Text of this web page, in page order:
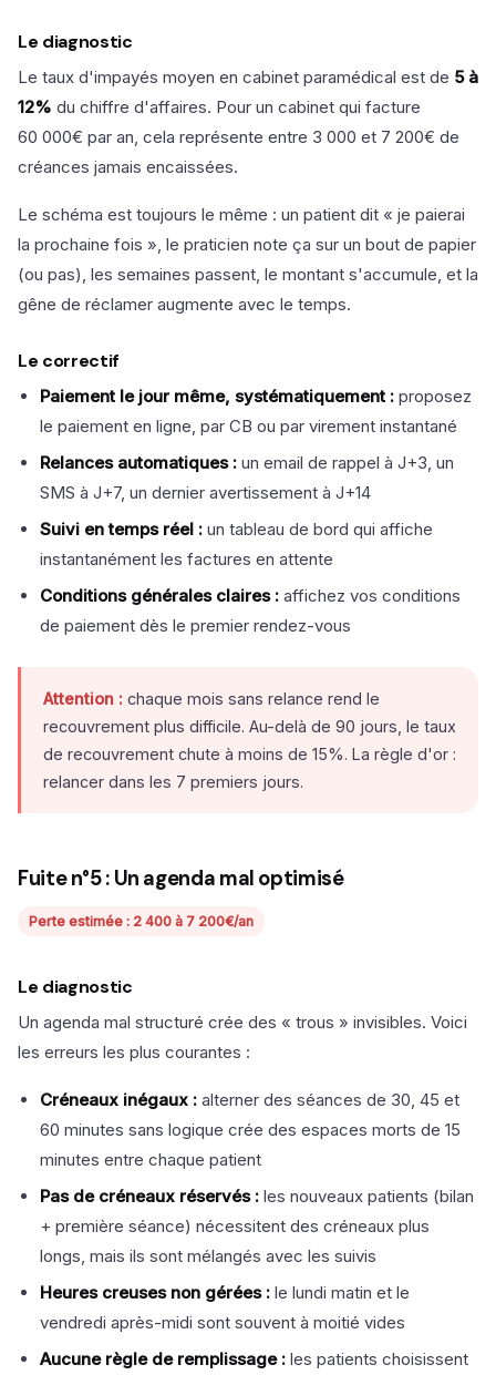
Le diagnostic
Le taux d'impayés moyen en cabinet paramédical est de 5 à
12% du chiffre d'affaires. Pour un cabinet qui facture
60 000€ par an, cela représente entre 3 000 et 7 200€ de
créances jamais encaissées.
Le schéma est toujours le même : un patient dit « je paierai
la prochaine fois », le praticien note ça sur un bout de papier
(ou pas), les semaines passent, le montant s'accumule, et la
gêne de réclamer augmente avec le temps.
Le correctif
Paiement le jour même, systématiquement : proposez
le paiement en ligne, par CB ou par virement instantané
Relances automatiques : un email de rappel à J+3, un
SMS à J+7, un dernier avertissement à J+14
Suivi en temps réel : un tableau de bord qui affiche
instantanément les factures en attente
Conditions générales claires : affichez vos conditions
de paiement dès le premier rendez-vous
Attention : chaque mois sans relance rend le
recouvrement plus difficile. Au-delà de 90 jours, le taux
de recouvrement chute à moins de 15%. La règle d'or :
relancer dans les 7 premiers jours.
Fuite n°5 : Un agenda mal optimisé
Perte estimée : 2 400 à 7 200€/an
Le diagnostic
Un agenda mal structuré crée des « trous » invisibles. Voici
les erreurs les plus courantes :
Créneaux inégaux : alterner des séances de 30, 45 et
60 minutes sans logique crée des espaces morts de 15
minutes entre chaque patient
Pas de créneaux réservés : les nouveaux patients (bilan
+ première séance) nécessitent des créneaux plus
longs, mais ils sont mélangés avec les suivis
Heures creuses non gérées : le lundi matin et le
vendredi après-midi sont souvent à moitié vides
Aucune règle de remplissage : les patients choisissent